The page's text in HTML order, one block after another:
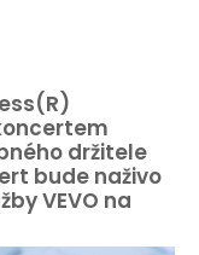
držitele
bude naživo
VEVO na